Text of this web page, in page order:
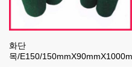
화단
목/E150/